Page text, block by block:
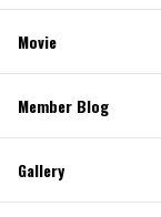
Movie
Member Blog
Gallery